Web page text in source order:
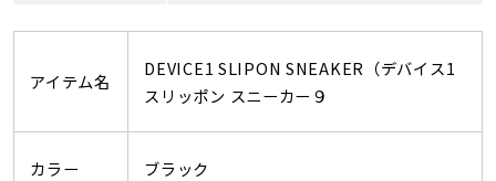
アイテム名
DEVICE1 SLIPON SNEAKER（デバイス1
スリッポン スニーカー９
カラー ブラック